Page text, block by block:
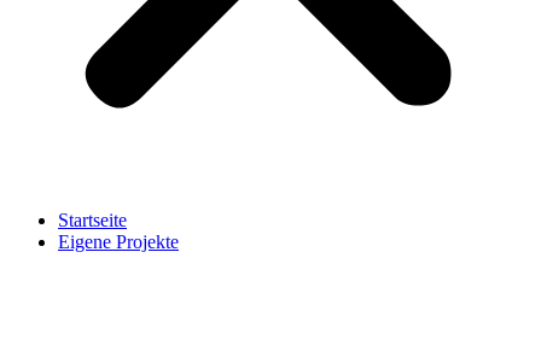
Startseite
Eigene Projekte